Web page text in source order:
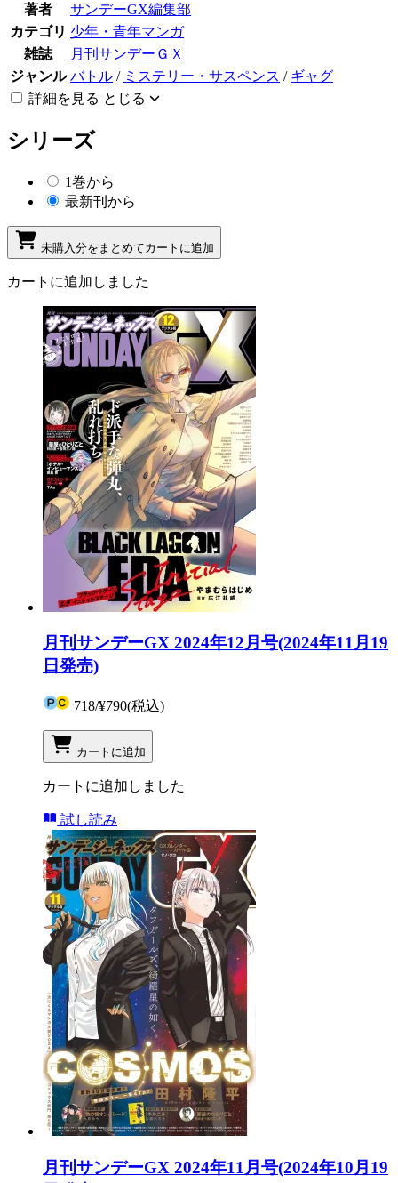
著者
サンデーGX編集部
カテゴリ 少年・青年マンガ
雑誌
月刊サンデーＧＸ
ジャンル バトル / ミステリー・サスペンス / ギャグ
詳細を見る とじる
シリーズ
1巻から
最新刊から
未購入分をまとめてカートに追加
カートに追加しました
月刊サンデーGX 2024年12月号(2024年11月19
日発売)
718/¥790(税込)
カートに追加
カートに追加しました
試し読み
月刊サンデーGX 2024年11月号(2024年10月19